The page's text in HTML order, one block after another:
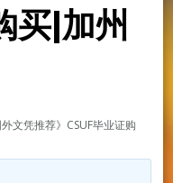
买|加州
外文凭推荐》CSUF毕业证购